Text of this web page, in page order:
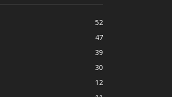
52
47
39
30
12